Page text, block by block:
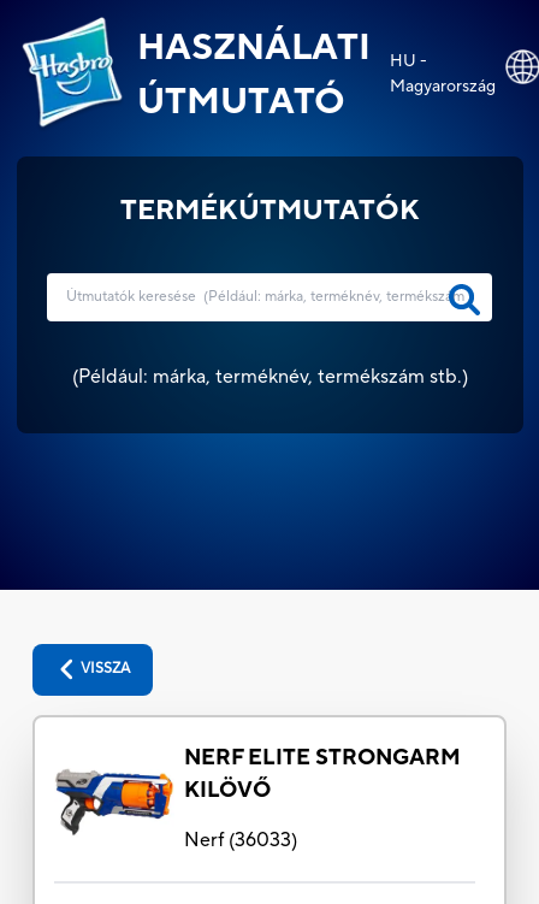
HASZNÁLATI
ÚTMUTATÓ
HU -
Magyarország
TERMÉKÚTMUTATÓK
(Például: márka, terméknév, termékszám stb.)
VISSZA
NERF ELITE STRONGARM
KILÖVŐ
Nerf(36033)